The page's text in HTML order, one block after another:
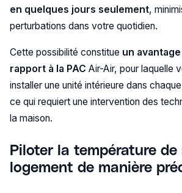
en quelques jours seulement,
perturbations dans votre quotidien.
Cette possibilité constitue un
rapport à la PAC Air-Air, pour laquelle
installer une unité intérieure dans
ce qui requiert une intervention des
la maison.
Piloter la température de
logement de manière